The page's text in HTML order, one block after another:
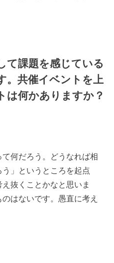
て課題を感じている
。共催イベントを上
は何かありますか？
て何だろう。どうなれば相
」というところを起点
抜くことかなと思いま
はないです。愚直に考え